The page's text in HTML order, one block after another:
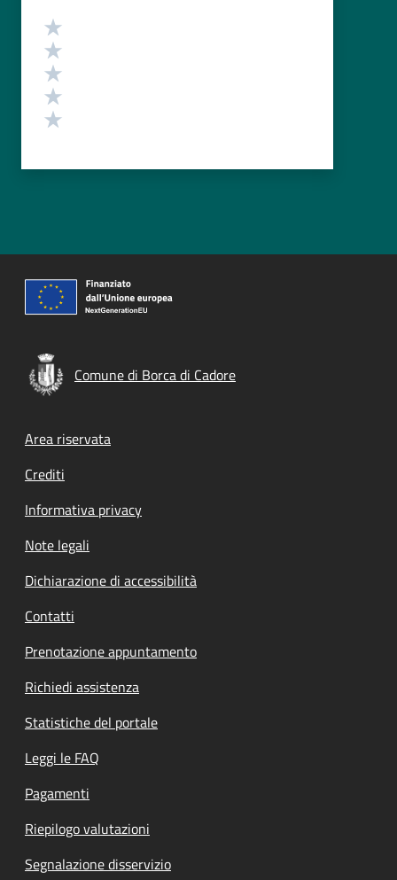
Valutazione
Comune di Borca di Cadore
Footer menu
Area riservata
Crediti
Informativa privacy
Note legali
Dichiarazione di accessibilità
Contatti
Prenotazione appuntamento
Richiedi assistenza
Statistiche del portale
Leggi le FAQ
Pagamenti
Riepilogo valutazioni
Segnalazione disservizio